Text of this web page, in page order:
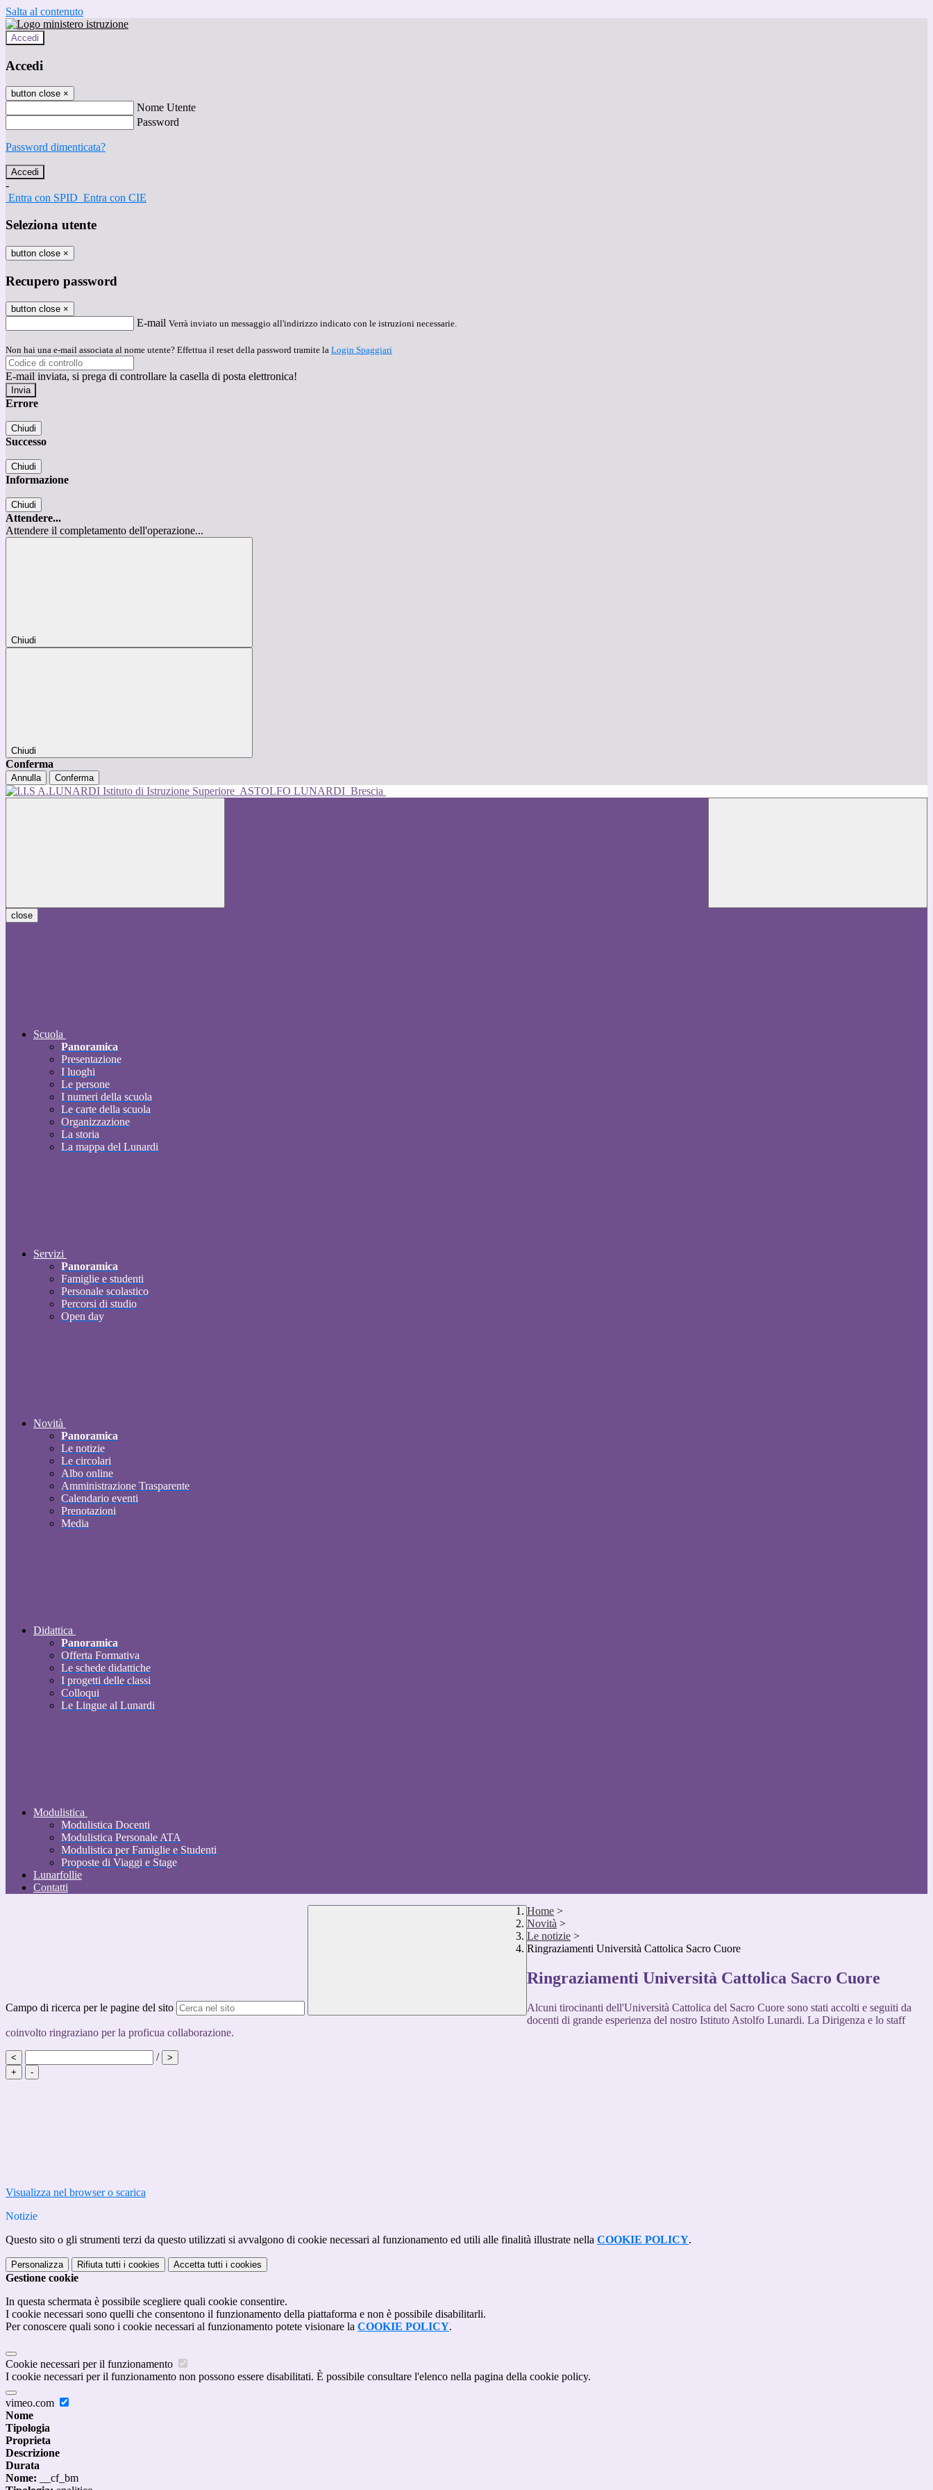
Salta al contenuto
Accedi
Accedi
button close ×
Nome Utente
Password
Password dimenticata?
-
Entra con SPID Entra con CIE
Seleziona utente
button close ×
Recupero password
button close ×
E-mail Verrà inviato un messaggio all'indirizzo indicato con le istruzioni necessarie.
Non hai una e-mail associata al nome utente? Effettua il reset della password tramite la Login Spaggiari
E-mail inviata, si prega di controllare la casella di posta elettronica!
Errore
Chiudi
Successo
Chiudi
Informazione
Chiudi
Attendere...
Attendere il completamento dell'operazione...
Chiudi
Chiudi
Conferma
Annulla Conferma
Istituto di Istruzione Superiore ASTOLFO LUNARDI Brescia
close
Scuola
Panoramica
Presentazione
I luoghi
Le persone
I numeri della scuola
Le carte della scuola
Organizzazione
La storia
La mappa del Lunardi
Servizi
Panoramica
Famiglie e studenti
Personale scolastico
Percorsi di studio
Open day
Novità
Panoramica
Le notizie
Le circolari
Albo online
Amministrazione Trasparente
Calendario eventi
Prenotazioni
Media
Didattica
Panoramica
Offerta Formativa
Le schede didattiche
I progetti delle classi
Colloqui
Le Lingue al Lunardi
Modulistica
Modulistica Docenti
Modulistica Personale ATA
Modulistica per Famiglie e Studenti
Proposte di Viaggi e Stage
Lunarfollie
Contatti
Campo di ricerca per le pagine del sito
Home >
Novità >
Le notizie >
Ringraziamenti Università Cattolica Sacro Cuore
Ringraziamenti Università Cattolica Sacro Cuore
Alcuni tirocinanti dell'Università Cattolica del Sacro Cuore sono stati accolti e seguiti da
docenti di grande esperienza del nostro Istituto Astolfo Lunardi. La Dirigenza e lo staff
coinvolto ringraziano per la proficua collaborazione.
< /
>
+
-
Visualizza nel browser o scarica
Notizie
Questo sito o gli strumenti terzi da questo utilizzati si avvalgono di cookie necessari al funzionamento ed utili alle finalità illustrate nella COOKIE POLICY.
Personalizza Rifiuta tutti i cookies Accetta tutti i cookies
Gestione cookie
In questa schermata è possibile scegliere quali cookie consentire.
I cookie necessari sono quelli che consentono il funzionamento della piattaforma e non è possibile disabilitarli.
Per conoscere quali sono i cookie necessari al funzionamento potete visionare la COOKIE POLICY.
Cookie necessari per il funzionamento
I cookie necessari per il funzionamento non possono essere disabilitati. È possibile consultare l'elenco nella pagina della cookie policy.
vimeo.com
Nome
Tipologia
Proprieta
Descrizione
Durata
Nome: __cf_bm